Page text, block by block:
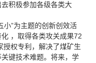
积极参加各级各类大
小”为主题的创新创效活
，取得各类攻关成果72
授权专利，解决了煤矿生
键技术难题。将来，学